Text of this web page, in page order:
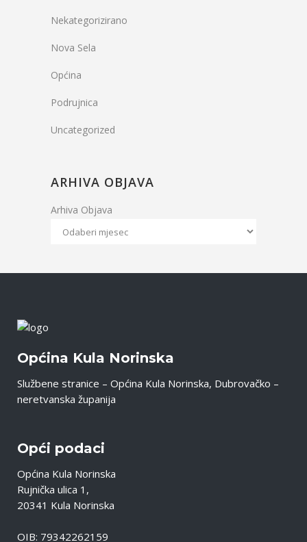
Nekategorizirano
Nova Sela
Općina
Podrujnica
Uncategorized
ARHIVA OBJAVA
Arhiva Objava
Općina Kula Norinska
Službene stranice – Općina Kula Norinska, Dubrovačko –
neretvanska županija
Opći podaci
Općina Kula Norinska
Rujnička ulica 1,
20341 Kula Norinska
OIB: 79342262159